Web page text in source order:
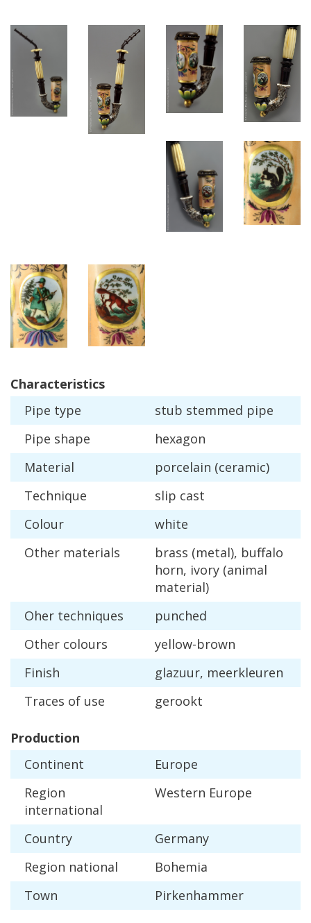
Characteristics
Pipe type stub stemmed pipe
Pipe shape
hexagon
Material
porcelain (ceramic)
Technique
slip cast
Colour
white
Other materials brass (metal), buffalo
horn, ivory (animal
material)
Oher techniques
punched
Other colours yellow-brown
Finish
glazuur, meerkleuren
Traces of use gerookt
Production
Continent
Europe
Region
international
Western Europe
Country
Germany
Region national
Bohemia
Town
Pirkenhammer